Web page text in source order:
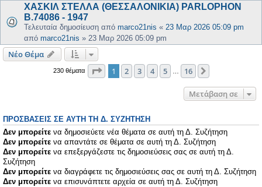
ΧΑΣΚΙΛ ΣΤΕΛΛΑ (ΘΕΣΣΑΛΟΝΙΚΙΑ) PARLOPHON
B.74086 - 1947
Τελευταία δημοσίευση από marco21nis « 23 Μαρ 2026 05:09 pm
από marco21nis » 23 Μαρ 2026 05:09 pm
Νέο Θέμα
230 θέματα Σελίδα από16
1 2 3 4 5 16
Μετάβαση σε
ΠΡΟΣΒΆΣΕΙΣ ΣΕ ΑΥΤΉ ΤΗ Δ. ΣΥΖΉΤΗΣΗ
Δεν μπορείτε να δημοσιεύετε νέα θέματα σε αυτή τη Δ. Συζήτηση
Δεν μπορείτε να απαντάτε σε θέματα σε αυτή τη Δ. Συζήτηση
Δεν μπορείτε να επεξεργάζεστε τις δημοσιεύσεις σας σε αυτή τη Δ.
Συζήτηση
Δεν μπορείτε να διαγράφετε τις δημοσιεύσεις σας σε αυτή τη Δ. Συζήτηση
Δεν μπορείτε να επισυνάπτετε αρχεία σε αυτή τη Δ. Συζήτηση